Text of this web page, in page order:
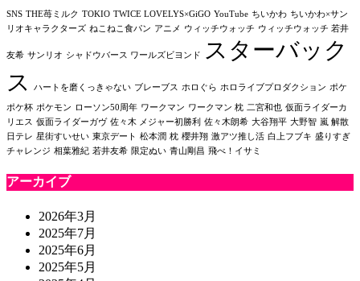
SNS THE苺ミルク TOKIO TWICE LOVELYS×GiGO YouTube ちいかわ ちいかわ×サン
リオキャラクターズ ねこねこ食パン アニメ ウィッチウォッチ ウィッチウォッチ 若井
友希 サンリオ シャドウバース ワールズビヨンド
スターバック
ス
ハートを磨くっきゃない ブレーブス ホロぐら ホロライブプロダクション ポケ
ポケ杯 ポケモン ローソン50周年 ワークマン ワークマン 枕 二宮和也 仮面ライダーカ
リエス 仮面ライダーガヴ 佐々木 メジャー初勝利 佐々木朗希 大谷翔平 大野智 嵐 解散
日テレ 星街すいせい 東京デート 松本潤 枕 櫻井翔 激アツ推し活 白上フブキ 盛りすぎ
チャレンジ 相葉雅紀 若井友希 限定ぬい 青山剛昌 飛べ！イサミ
アーカイブ
2026年3月
2025年7月
2025年6月
2025年5月